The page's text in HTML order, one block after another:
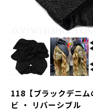
118【ブラックデニ
ビ ・ リバーシブル